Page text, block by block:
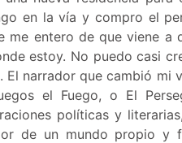
en la vía y compro el
me entero de que viene a
estoy. No puedo casi
El narrador que cambió mi
el Fuego, o El
políticas y
de un mundo propio y